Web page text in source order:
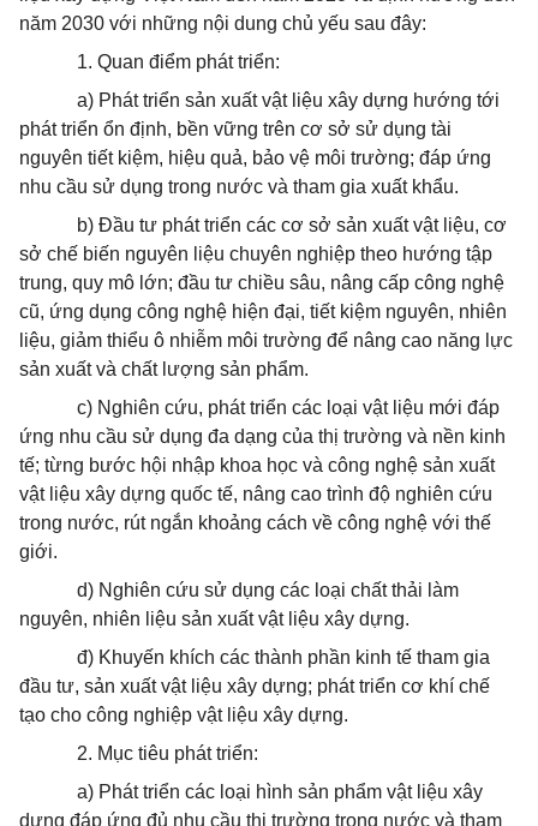
năm 2030 với những nội dung chủ yếu sau đây:
1. Quan điểm phát triển:
a) Phát triển sản xuất vật liệu xây dựng hướng tới
phát triển ổn định, bền vững trên cơ sở sử dụng tài
nguyên tiết kiệm, hiệu quả, bảo vệ môi trường; đáp ứng
nhu cầu sử dụng trong nước và tham gia xuất khẩu.
b) Đầu tư phát triển các cơ sở sản xuất vật liệu, cơ
sở chế biến nguyên liệu chuyên nghiệp theo hướng tập
trung, quy mô lớn; đầu tư chiều sâu, nâng cấp công nghệ
cũ, ứng dụng công nghệ hiện đại, tiết kiệm nguyên, nhiên
liệu, giảm thiểu ô nhiễm môi trường để nâng cao năng lực
sản xuấtvà chấtlượng sản phẩm.
c) Nghiên cứu, phát triển các loại vật liệu mới đáp
ứng nhu cầu sử dụng đa dạng của thị trường và nền kinh
tế; từng bước hội nhập khoa học và công nghệ sản xuất
vật liệu xây dựng quốc tế, nâng cao trình độ nghiên cứu
trong nước, rút ngắn khoảng cách về công nghệ với thế
giới.
d) Nghiên cứu sử dụng các loại chất thải làm
nguyên, nhiên liệu sản xuất vật liệu xây dựng.
đ) Khuyến khích các thành phần kinh tế tham gia
đầu tư, sản xuất vật liệu xây dựng; phát triển cơ khí chế
tạo cho công nghiệp vật liệu xây dựng.
2. Mục tiêu phát triển:
a) Phát triển các loại hình sản phẩm vật liệu xây
dựng đáp ứng đủ nhu cầu thị trường trong nước và tham